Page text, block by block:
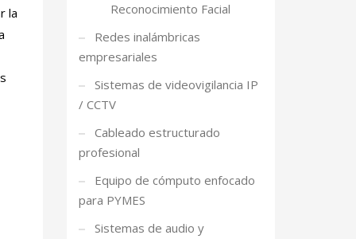
la
Reconocimiento Facial
Redes inalámbricas
empresariales
Sistemas de videovigilancia IP
/ CCTV
Cableado estructurado
profesional
Equipo de cómputo enfocado
para PYMES
Sistemas de audio y